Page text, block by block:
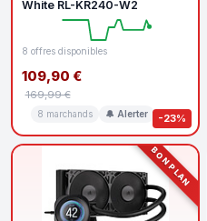
-23%
White RL-KR240-W2
8 offres disponibles
109,90 €
169,99 €
8 marchands 🔔 Alerter
BON PLAN